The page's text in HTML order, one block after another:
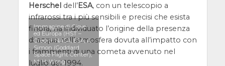
Herscheldell’ESA, con un telescopio a
infrarossi tra i più sensibili e precisi che esista
finora, ha individuato l’origine della presenza
di acqua nell’atmosfera dovuta all’impatto con
i frammenti di una cometa avvenuto nel
luglio del 1994.
Immagine di Giove
ed Europa (HST –
Crediti: NASA, ESA, A.
Simon (Goddard
Space Flight Center),
M. H. Wong